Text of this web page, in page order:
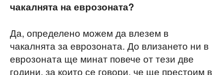
чакалнята на еврозоната?
Да, определено можем да влезем в
чакалнята за еврозоната. До влизането ни в
еврозоната ще минат повече от тези две
години, за които се говори, че ще престоим в